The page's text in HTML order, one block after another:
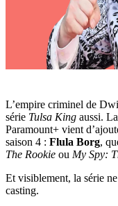
L’empire criminel de
série Tulsa King aussi.
Paramount+ vient
saison 4 : Flula Borg,
The Rookie ou My Spy:
Et visiblement, la série
casting.